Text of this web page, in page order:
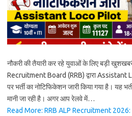
नौकरी की तैयारी कर रहे युवाओं के लिए बड़ी
Recruitment Board (RRB) द्वारा
पर भर्ती का नोटिफिकेशन जारी किया गया है। यह
मानी जा रही है। अगर आप रेलवे में…
Read More: RRB ALP Recruitment 2026: